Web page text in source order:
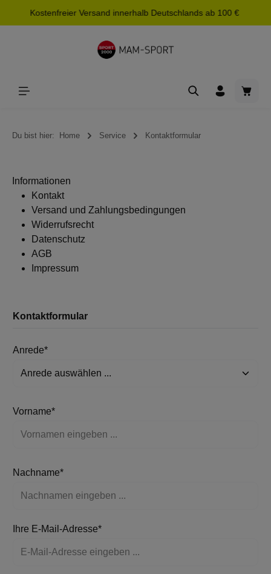
springen
Kostenfreier Versand innerhalb Deutschlands ab 100 €
Du bist hier: Home Service Kontaktformular
Informationen
Kontakt
Versand und Zahlungsbedingungen
Widerrufsrecht
Datenschutz
AGB
Impressum
Kontaktformular
Anrede*
Vorname*
Nachname*
Ihre E-Mail-Adresse*